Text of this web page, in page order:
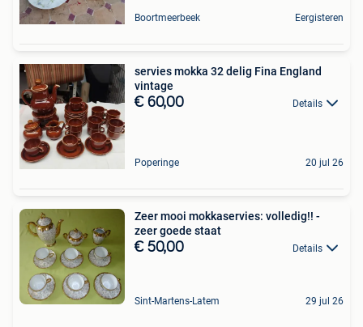
Boortmeerbeek Eergisteren
servies mokka 32 delig Fina England
vintage
€ 60,00 Details
Poperinge 20 jul 26
Zeer mooi mokkaservies: volledig!! -
zeer goede staat
€ 50,00 Details
Sint-Martens-Latem 29 jul 26